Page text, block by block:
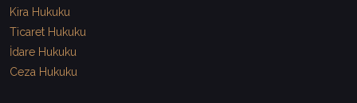
Kira Hukuku
Ticaret Hukuku
İdare Hukuku
Ceza Hukuku